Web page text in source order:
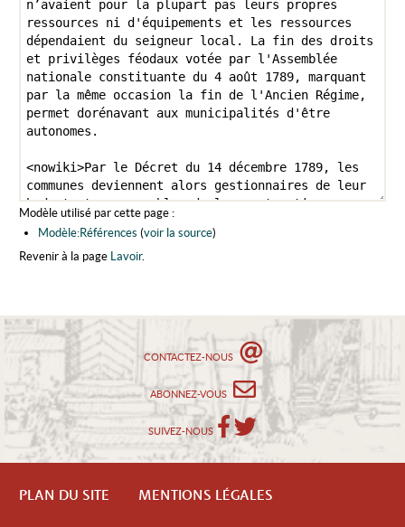
Modèle utilisé par cette page :
Modèle:Références (voir la source)
Revenir à la page Lavoir.
CONTACTEZ-NOUS
ABONNEZ-VOUS
SUIVEZ-NOUS
PLAN DU SITE MENTIONS LÉGALES